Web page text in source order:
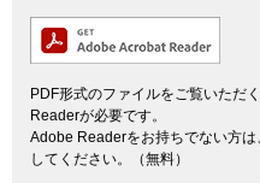
PDF形式のファイルをご覧いただ
Readerが必要です。
Adobe Readerをお持ちでない方
してください。（無料）